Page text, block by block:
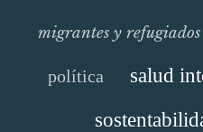
migrantes y refugiados
política salud